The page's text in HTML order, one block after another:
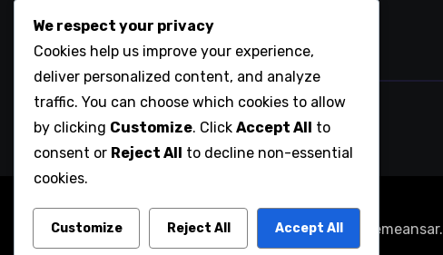
Duel Linksissä
wjcc2016india.com
Copyright © All rights reserved Blogariseby Themeansar.
We respect your privacy
Cookies help us improve your experience,
deliver personalized content, and analyze
traffic. You can choose which cookies to allow
by clicking Customize. Click Accept All
to
consent or Reject All
to decline non-essential
cookies.
Customize Reject All Accept All